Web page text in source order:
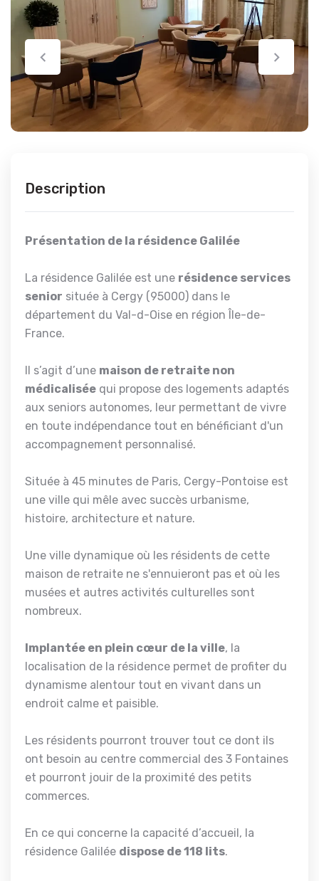
Description
Présentation de la résidence Galilée
La résidence Galilée est une résidence services
senior située à Cergy (95000) dans le
département du Val-d-Oise en région Île-de-
France.
Il s’agit d’une maison de retraite non
médicalisée qui propose des logements adaptés
aux seniors autonomes, leur permettant de vivre
en toute indépendance tout en bénéficiant d'un
accompagnement personnalisé.
Située à 45 minutes de Paris, Cergy-Pontoise est
une ville qui mêle avec succès urbanisme,
histoire, architecture et nature.
Une ville dynamique où les résidents de cette
maison de retraite ne s'ennuieront pas et où les
musées et autres activités culturelles sont
nombreux.
Implantée en plein cœur de la ville, la
localisation de la résidence permet de profiter du
dynamisme alentour tout en vivant dans un
endroit calme et paisible.
Les résidents pourront trouver tout ce dont ils
ont besoin au centre commercial des 3 Fontaines
et pourront jouir de la proximité des petits
commerces.
En ce qui concerne la capacité d’accueil, la
résidence Galilée dispose de 118 lits.